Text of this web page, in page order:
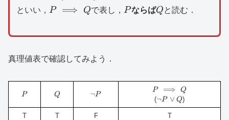
P\lor
といい， P\implies
P ⟹ Qで表し， P
PならばQ
Qと読む．
真理値表で確認してみよう．
P
P Q
Q
\lnot
¬P
P\implies
Q
P ⟹ Q
(\lnot
P\lor
¬P ∨ Q)
T T F T